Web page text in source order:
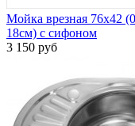
Мойка врезная 76х42
18см) с сифоном
3 150 руб